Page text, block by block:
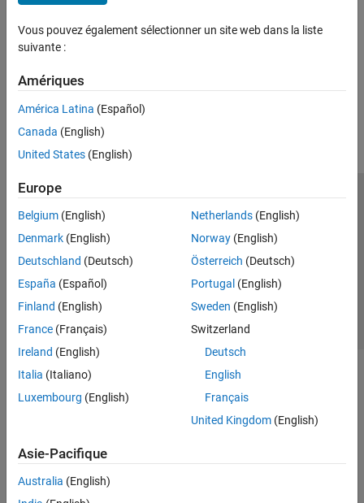
Vous pouvez également sélectionner un site web dans la liste
suivante :
Amériques
América Latina (Español)
Canada (English)
United States (English)
Europe
Belgium (English)
Denmark (English)
Deutschland (Deutsch)
España (Español)
Finland (English)
France (Français)
Ireland (English)
Italia (Italiano)
Luxembourg (English)
Netherlands(English)
Norway(English)
Österreich (Deutsch)
Portugal (English)
Sweden (English)
Switzerland
Deutsch
English
Français
United Kingdom(English)
Asie-Pacifique
Australia (English)
Lutte anti-piratage
Contacts locaux
© 1994-2026 The MathWorks, Inc.